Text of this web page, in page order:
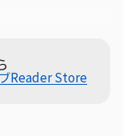
として悪戦苦闘の
式連絡機「ステ
Reader Store